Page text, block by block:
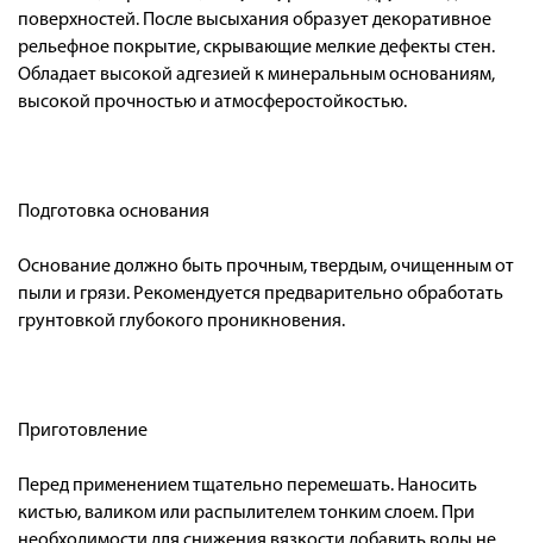
поверхностей. После высыхания образует декоративное
рельефное покрытие, скрывающие мелкие дефекты стен.
Обладает высокой адгезией к минеральным основаниям,
высокой прочностью и атмосферостойкостью.
Подготовка основания
Основание должно быть прочным, твердым, очищенным от
пыли и грязи. Рекомендуется предварительно обработать
грунтовкой глубокого проникновения.
Приготовление
Перед применением тщательно перемешать. Наносить
кистью, валиком или распылителем тонким слоем. При